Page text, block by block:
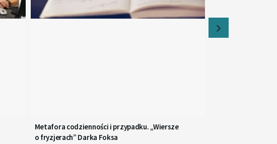
Metafora codzienności i przypadku. „Wiersze
o fryzjerach” Darka Foksa